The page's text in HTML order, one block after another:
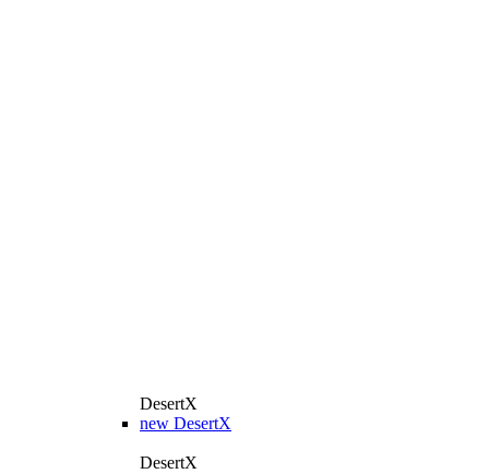
DesertX
new DesertX
DesertX